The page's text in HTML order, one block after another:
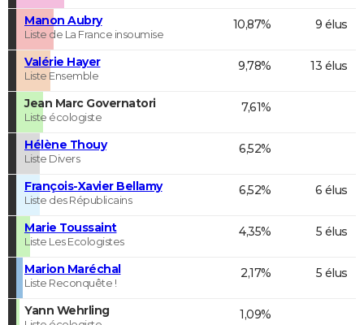
Manon Aubry
Liste de La France insoumise
10,87% 9 élus
Valérie Hayer
Liste Ensemble
9,78% 13 élus
Jean Marc Governatori
Liste écologiste
7,61%
Hélène Thouy
Liste Divers
6,52%
François-Xavier Bellamy
Liste des Républicains
6,52% 6 élus
Marie Toussaint
Liste Les Ecologistes
4,35% 5 élus
Marion Maréchal
Liste Reconquête !
2,17% 5 élus
Yann Wehrling 1,09%